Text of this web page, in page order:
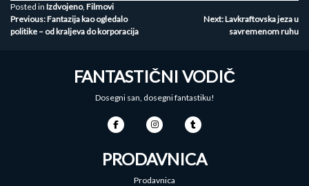
Posted in Izdvojeno, Filmovi
Kretanje
članka
Previous:Fantazija kao ogledalo
politike – od kraljeva do korporacija
Next:Lavkraftovska jeza u
savremenom ruhu
FANTASTIČNI VODIČ
Dosegni san, dosegni fantastiku!
PRODAVNICA
Prodavnica